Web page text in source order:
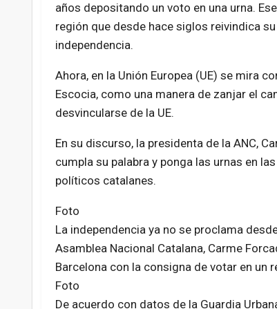
años depositando un voto en una urna.
región que desde hace siglos reivindica
independencia.
Ahora, en la Unión Europea (UE) se mira
Escocia, como una manera de zanjar el
desvincularse de la UE.
En su discurso, la presidenta de la ANC,
cumpla su palabra y ponga las urnas en
políticos catalanes.
Foto
La independencia ya no se proclama
Asamblea Nacional Catalana, Carme
Barcelona con la consigna de votar en un
Foto
De acuerdo con datos de la Guardia